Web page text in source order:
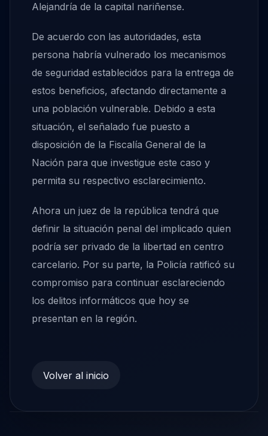
Alejandría de la capital nariñense.
De acuerdo con las autoridades, esta
persona habría vulnerado los mecanismos
de seguridad establecidos para la entrega de
estos beneficios, afectando directamente a
una población vulnerable. Debido a esta
situación, el señalado fue puesto a
disposición de la Fiscalía General de la
Nación para que investigue este caso y
permita su respectivo esclarecimiento.
Ahora un juez de la república tendrá que
definir la situación penal del implicado quien
podría ser privado de la libertad en centro
carcelario. Por su parte, la Policía ratificó su
compromiso para continuar esclareciendo
los delitos informáticos que hoy se
presentan en la región.
Volver al inicio